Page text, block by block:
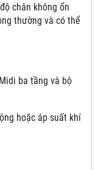
chân không ổn
thường và có thể
ba tầng và bộ
hoặc áp suất khí